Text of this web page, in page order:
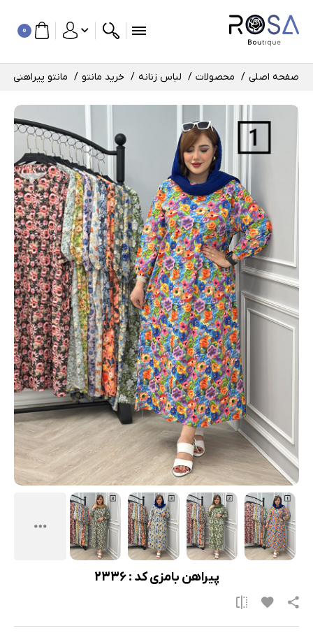
0
صفحه اصلی محصولات لباس زنانه خرید مانتو مانتو پیراهنی
پیراهن بامزی کد : 2336